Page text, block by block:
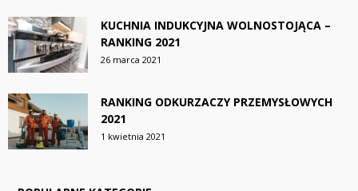
KUCHNIA INDUKCYJNA WOLNOSTOJĄCA –
RANKING 2021
26 marca 2021
RANKING ODKURZACZY PRZEMYSŁOWYCH
2021
1 kwietnia 2021